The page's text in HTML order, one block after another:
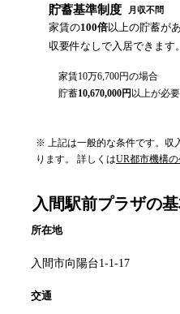
貯蓄基準制度 月収不問
家賃の100倍以上の貯蓄が
収要件なしで入居できます。
家賃10万6,700円の場合
貯蓄10,670,000円 以上が必要
※ 上記は一般的な条件です。収
ります。 詳しくはUR都市機構
入間駅前プラザの
所在地
入間市向陽台1-1-17
交通